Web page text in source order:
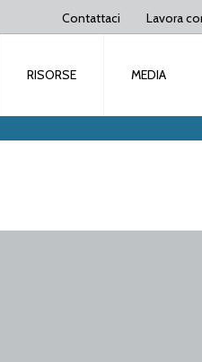
Contattaci Lavora
RISORSE MEDIA